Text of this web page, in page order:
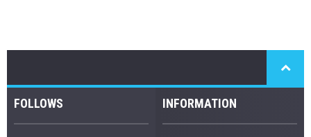
FOLLOWS INFORMATION